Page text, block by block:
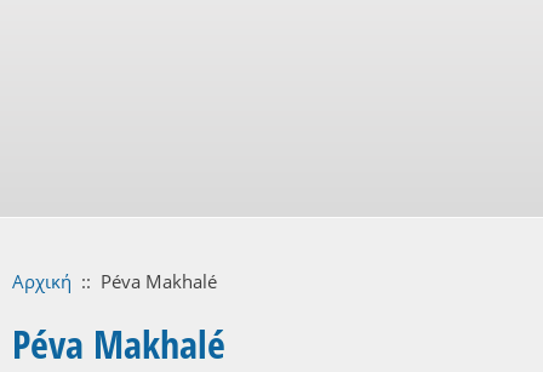
Αρχική :: Péva Makhalé
Péva Makhalé